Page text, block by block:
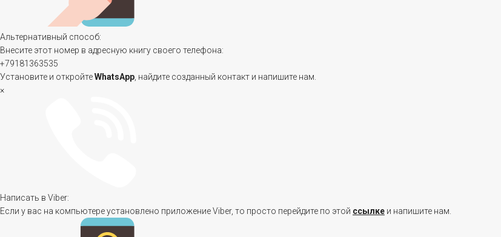
Альтернативный способ:
Внесите этот номер в адресную книгу своего телефона:
+79181363535
Установите и откройтеWhatsApp , найдите созданный контакт и напишите нам.
×
Написать в Viber:
Если у вас на компьютере установлено приложение Viber, то просто перейдите по этой ссылке и напишите нам.